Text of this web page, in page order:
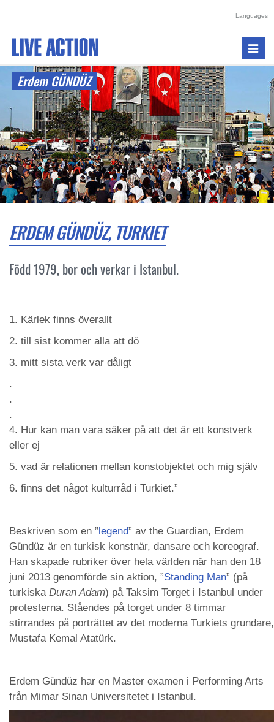
Languages
Erdem GÜNDÜZ
ERDEM GÜNDÜZ, TURKIET
Född 1979, bor och verkar i Istanbul.
1. Kärlek finns överallt
2. till sist kommer alla att dö
3. mitt sista verk var dåligt
.
.
.
4. Hur kan man vara säker på att det är ett konstverk
eller ej
5. vad är relationen mellan konstobjektet och mig själv
6. finns det något kulturråd i Turkiet.”
Beskriven som en ” legend” av the Guardian, Erdem
Gündüz är en turkisk konstnär, dansare och koreograf.
Han skapade rubriker över hela världen när han den 18
juni 2013 genomförde sin aktion, ”Standing Man” (på
turkiskaDuran Adam) på Taksim Torget i Istanbul under
protesterna. Ståendes på torget under 8 timmar
stirrandes på porträttet av det moderna Turkiets grundare,
Mustafa Kemal Atatürk.
Erdem Gündüz har en Master examen i Performing Arts
från Mimar Sinan Universitetet i Istanbul.